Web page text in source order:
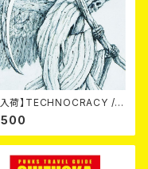
入荷】TECHNOCRACY /T
THE END (7"EP)